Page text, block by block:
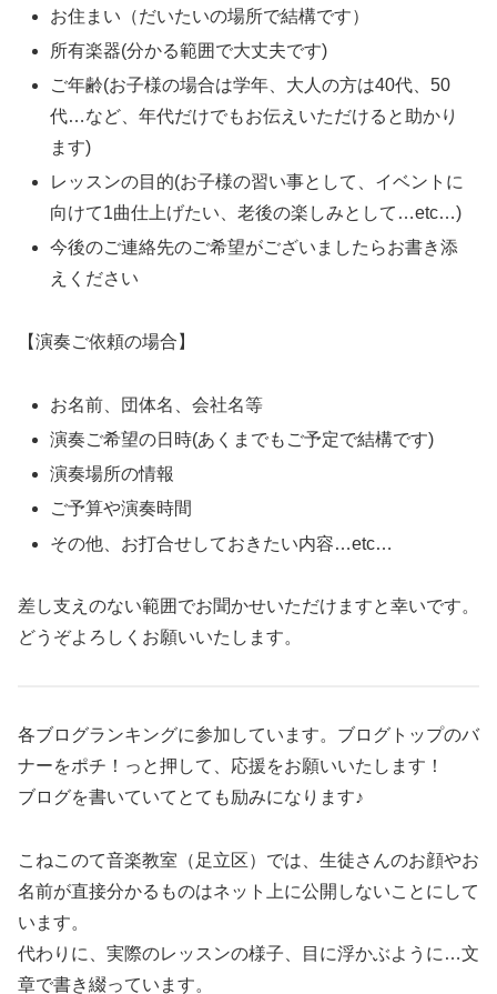
お住まい（だいたいの場所で結構です）
所有楽器(分かる範囲で大丈夫です)
ご年齢(お子様の場合は学年、大人の方は40代、50
代…など、年代だけでもお伝えいただけると助かり
ます)
レッスンの目的(お子様の習い事として、イベントに
向けて1曲仕上げたい、老後の楽しみとして…etc…)
今後のご連絡先のご希望がございましたらお書き添
えください
【演奏ご依頼の場合】
お名前、団体名、会社名等
演奏ご希望の日時(あくまでもご予定で結構です)
演奏場所の情報
ご予算や演奏時間
その他、お打合せしておきたい内容…etc…
差し支えのない範囲でお聞かせいただけますと幸いです。
どうぞよろしくお願いいたします。
各ブログランキングに参加しています。ブログトップのバ
ナーをポチ！っと押して、応援をお願いいたします！
ブログを書いていてとても励みになります♪
こねこのて音楽教室（足立区）では、生徒さんのお顔やお
名前が直接分かるものはネット上に公開しないことにして
います。
代わりに、実際のレッスンの様子、目に浮かぶように…文
章で書き綴っています。